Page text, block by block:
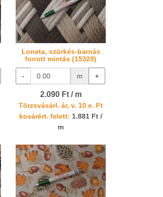
Loneta, szürkés-barnás
fonott mintás (15329)
- m +
2.090 Ft / m
Törzsvásárl. ár, v. 10 e. Ft
kosárért. felett: 1.881 Ft /
m